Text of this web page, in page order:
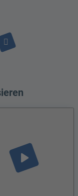
play_arrow